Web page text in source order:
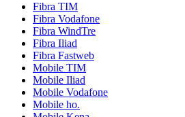
Fibra TIM
Fibra Vodafone
Fibra WindTre
Fibra Iliad
Fibra Fastweb
Mobile TIM
Mobile Iliad
Mobile Vodafone
Mobile ho.